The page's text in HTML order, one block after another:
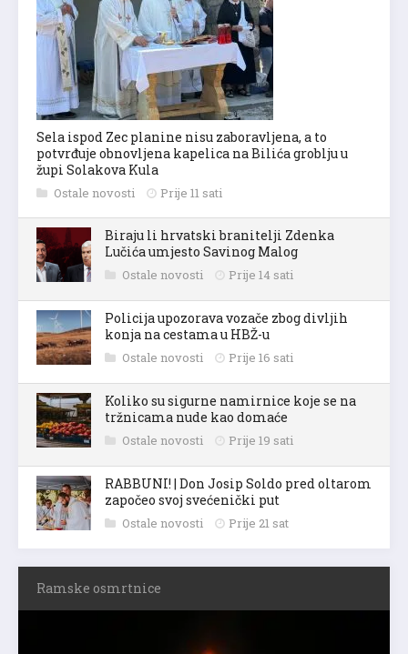
Sela ispod Zec planine nisu zaboravljena, a to
potvrđuje obnovljena kapelica na Bilića groblju u
župi Solakova Kula
Ostale novosti Prije 11 sati
Biraju li hrvatski branitelji Zdenka
Lučića umjesto Savinog Malog
Ostale novosti Prije 14 sati
Policija upozorava vozače zbog divljih
konja na cestama u HBŽ-u
Ostale novosti Prije 16 sati
Koliko su sigurne namirnice koje se na
tržnicama nude kao domaće
Ostale novosti Prije 19 sati
RABBUNI! | Don Josip Soldo pred oltarom
započeo svoj svećenički put
Ostale novosti Prije 21 sat
Ramske osmrtnice